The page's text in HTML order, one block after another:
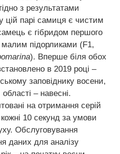
з результатами
цій парі самиця є чистим
є гібридом першого
малим підорликами (F1,
). Вперше біля обох
в 2019 році –
заповіднику восени,
області – навесні.
на отримання серій
кожні 10 секунд за умови
Обслуговування
даних для аналізу